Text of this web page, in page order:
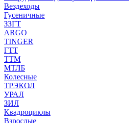
Вездеходы
Гусеничные
ЗЗГТ
ARGO
TINGER
ГТТ
ТТМ
МТЛБ
Колесные
ТРЭКОЛ
УРАЛ
ЗИЛ
Квадроциклы
Взрослые